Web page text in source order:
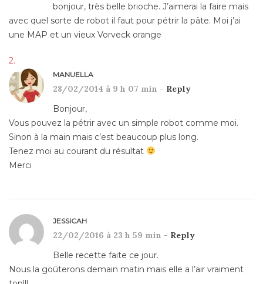
bonjour, très belle brioche. J’aimerai la faire mais
avec quel sorte de robot il faut pour pétrir la pâte. Moi j’ai
une MAP et un vieux Vorveck orange
MANUELLA
28/02/2014 à 9 h 07 min - Reply
Bonjour,
Vous pouvez la pétrir avec un simple robot comme moi.
Sinon à la main mais c’est beaucoup plus long.
Tenez moi au courant du résultat
Merci
JESSICAH
22/02/2016 à 23 h 59 min - Reply
Belle recette faite ce jour.
Nous la goûterons demain matin mais elle a l’air vraiment